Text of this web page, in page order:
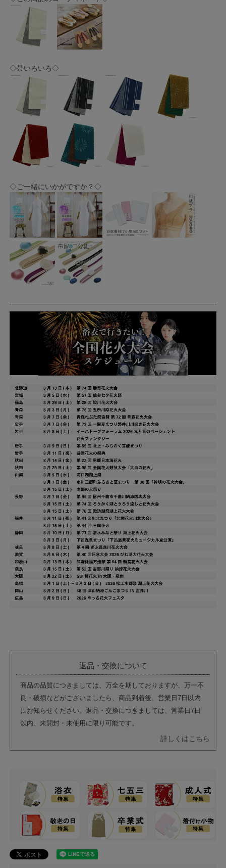
◇帯いろいろ◇
◇ご一緒にいかがですか？◇
返品・交換について
商品の品質につきましては、万全を期しておりますが、万一不
良・破損などがございましたら、商品到着後、営業日7日以内
にお知らせください。返品・交換につきましては、営業日7日
以内、未開封・未使用に限り可能です。
詳しくはこちら